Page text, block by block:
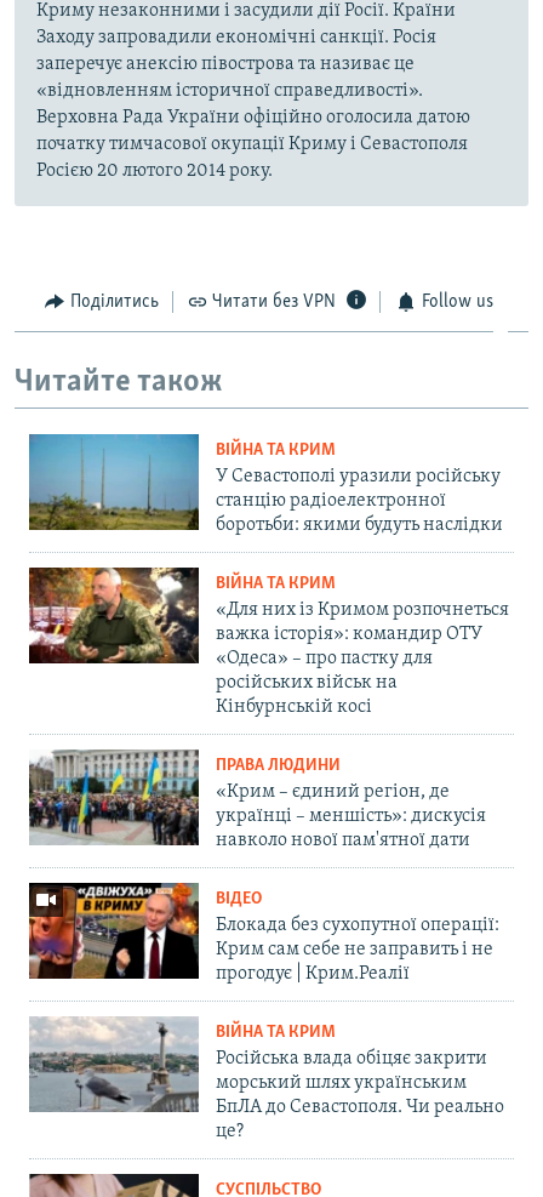
Криму незаконними і засудили дії Росії. Країни
Заходу запровадили економічні санкції. Росія
заперечує анексію півострова та називає це
«відновленням історичної справедливості».
Верховна Рада України офіційно оголосила датою
початку тимчасової окупації Криму і Севастополя
Росією 20 лютого 2014 року.
Поділитись Читати без VPN Follow us
Читайте також
ВІЙНА ТА КРИМ
У Севастополі уразили російську
станцію радіоелектронної
боротьби: якими будуть наслідки
ВІЙНА ТА КРИМ
«Для них із Кримом розпочнеться
важка історія»: командир ОТУ
«Одеса» – про пастку для
російських військ на
Кінбурнській косі
ПРАВА ЛЮДИНИ
«Крим – єдиний регіон, де
українці – меншість»: дискусія
навколо нової пам'ятної дати
ВІДЕО
Блокада без сухопутної операції:
Крим сам себе не заправить і не
прогодує | Крим.Реалії
ВІЙНА ТА КРИМ
Російська влада обіцяє закрити
морський шлях українським
БпЛА до Севастополя. Чи реально
це?
СУСПІЛЬСТВО